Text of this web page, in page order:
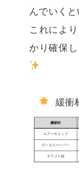
んでいく
これによ
かり確保
緩衝